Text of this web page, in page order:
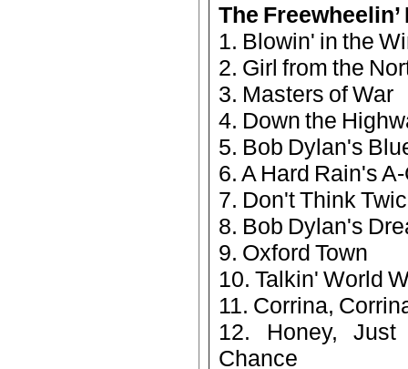
The
1. Blowin' in the
2. Girl from the
3. Masters of War
4. Down the
5. Bob Dylan's
6. A Hard Rain's
7. Don't Think
8. Bob Dylan's
9. Oxford Town
10. Talkin' World
11. Corrina,
12. Honey,
Chance